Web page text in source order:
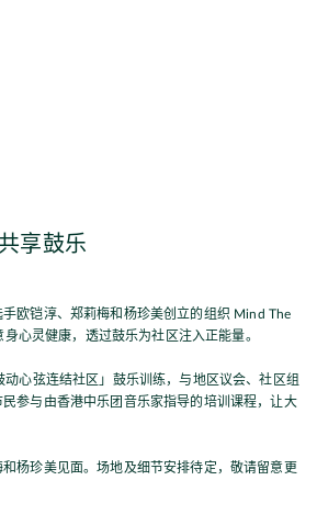
享鼓乐
欧铠淳、郑莉梅和杨珍美创立的组织 Mind The
心灵健康，透过鼓乐为社区注入正能量。
心弦连结社区」鼓乐训练，与地区议会、社区组
参与由香港中乐团音乐家指导的培训课程，让大
杨珍美见面。场地及细节安排待定，敬请留意更